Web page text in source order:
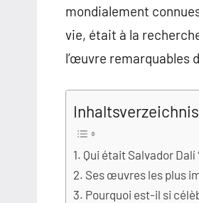
mondialement
vie, était à la
l’œuvre remarquables
Inhaltsverzeichnis
Qui était Salvador Dalí
Ses œuvres les plus
Pourquoi est-il si